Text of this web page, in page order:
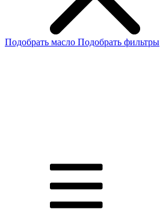
Подобрать масло Подобрать фильтры